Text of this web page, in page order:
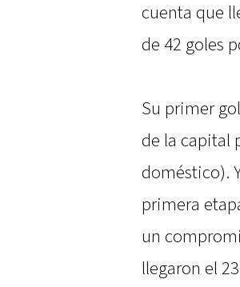
cuenta que
de 42 goles
Su primer
de la capital
doméstico).
primera
un
llegaron el